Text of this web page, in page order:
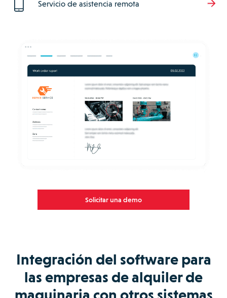
Servicio de asistencia remota
Solicitar una demo
Integración del software para
las empresas de alquiler de